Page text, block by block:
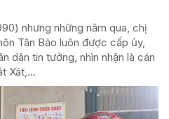
nhưng những năm qua, chị
Tân Bảo luôn được cấp ủy,
dân tin tưởng, nhìn nhận là cán
Xát,...